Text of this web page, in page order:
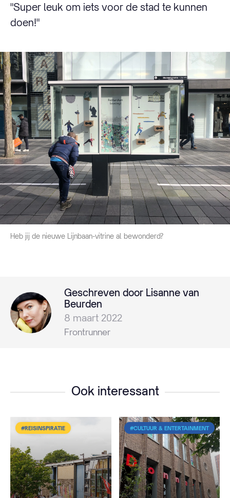
"Super leuk om iets voor de stad te kunnen
doen!"
Heb jij de nieuwe Lijnbaan-vitrine al bewonderd?
Geschreven door Lisanne van
Beurden
8 maart 2022
Frontrunner
Ook interessant
#REISINSPIRATIE #CULTUUR & ENTERTAINMENT